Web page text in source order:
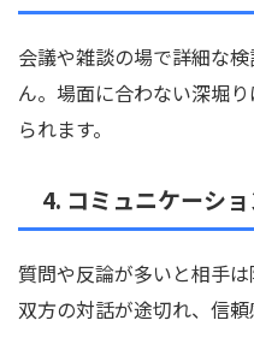
会議や雑談の場で詳細な
ん。場面に合わない深堀
られます。
4. コミュニケーシ
質問や反論が多いと相手
双方の対話が途切れ、信頼